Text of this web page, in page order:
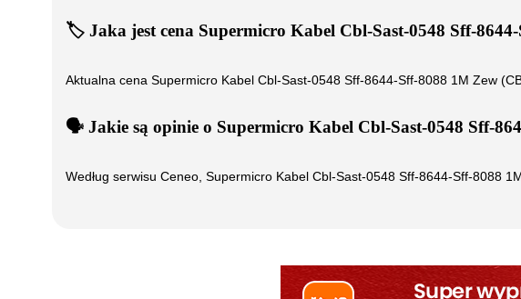
🏷️ Jaka jest cena Supermicro Kabel Cbl-Sast-0548 Sff-
Aktualna cena Supermicro Kabel Cbl-Sast-0548 Sff-8644-Sff-8088 1M Zew
🗣️ ️ Jakie są opinie o Supermicro Kabel Cbl-Sast-0548 Sff-
Według serwisu Ceneo, Supermicro Kabel Cbl-Sast-0548 Sff-8644-Sff-8088